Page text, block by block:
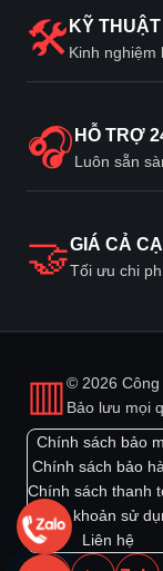
🛠 KỸ
Kinh nghiệm
🎧 HỖ TRỢ
Luôn sẵn
🤝GIÁ CẢ
Tối ưu chi
▥© 2026 Công
Bảo lưu mọi
Chính sách bảo
Chính sách bảo
Chính sách thanh
Điều khoản sử
Liên hệ